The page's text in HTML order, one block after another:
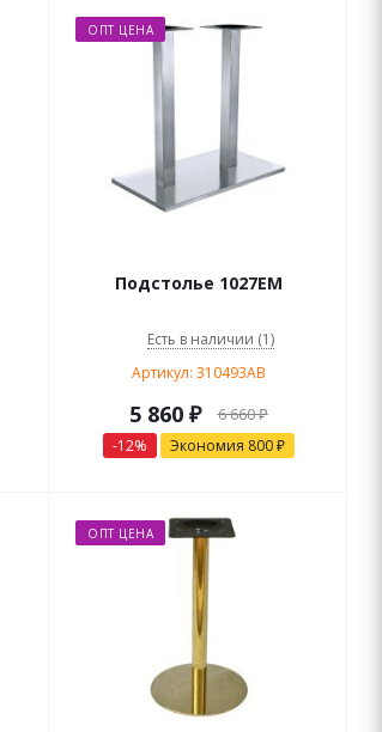
ОПТ ЦЕНА
Подстолье 1027EM
Есть в наличии (1)
Артикул: 310493AB
5 860₽ 6 660₽
-12% Экономия 800₽
ОПТ ЦЕНА